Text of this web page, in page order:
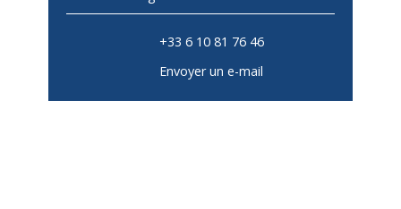
+33 6 10 81 76 46
Envoyer un e-mail